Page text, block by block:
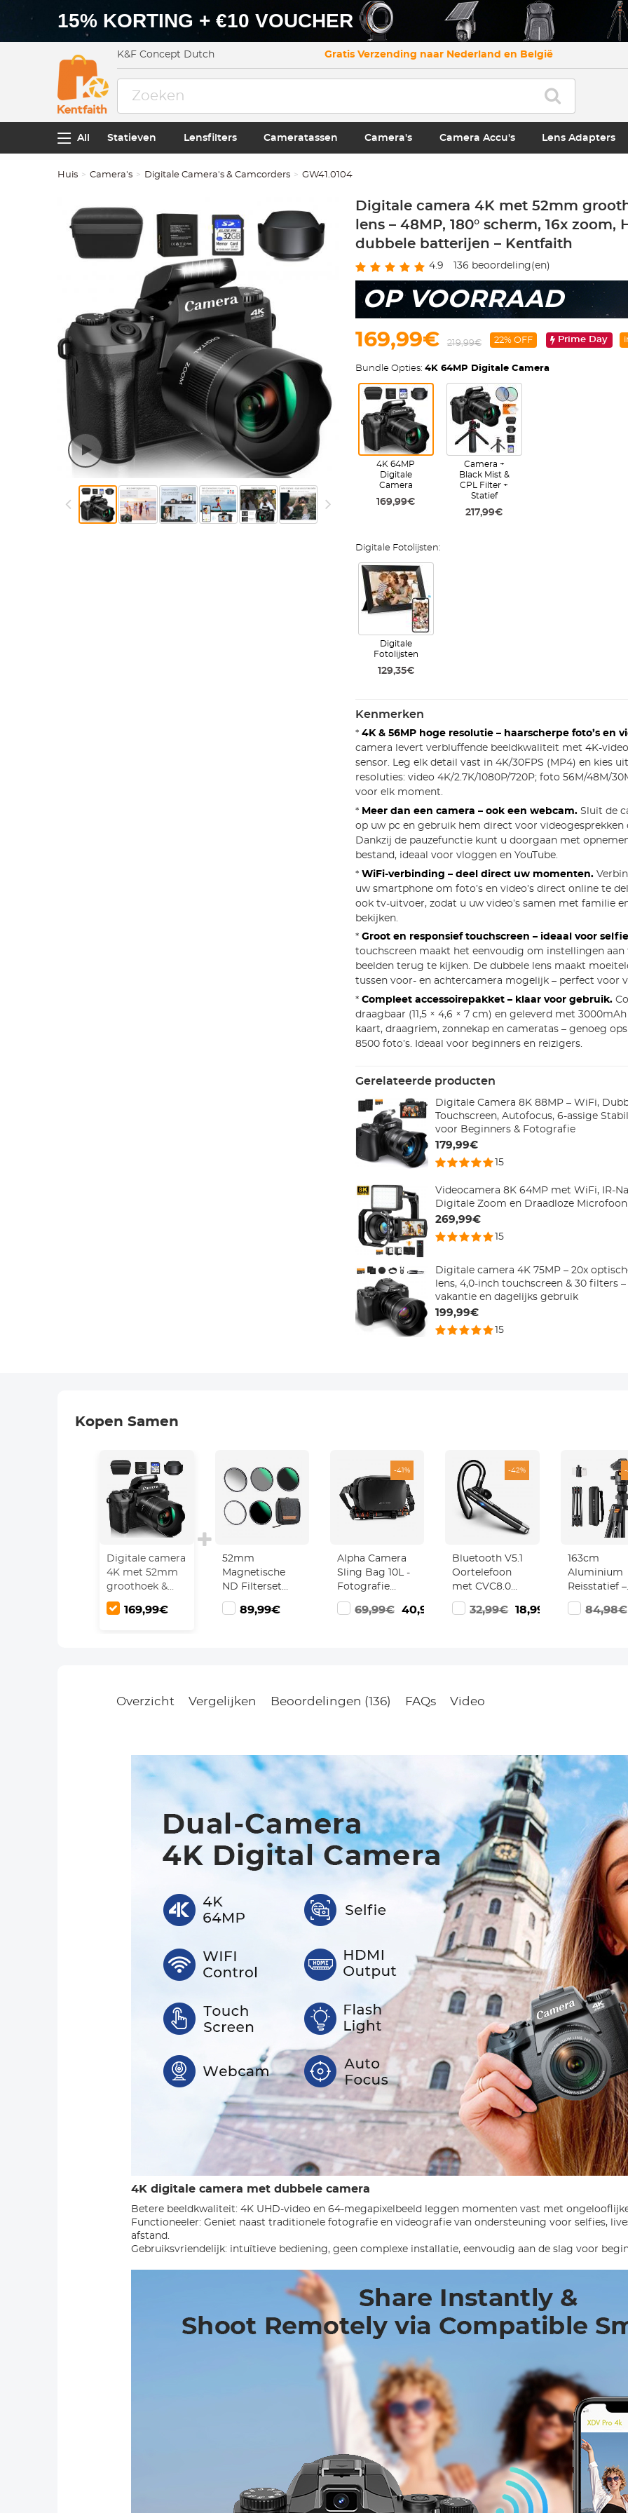
15% KORTING + €10 VOUCHER
K&F Concept Dutch Gratis Verzending naar Nederland en België
All Statieven Lensfilters Cameratassen Camera's Camera Accu's Lens Adapters
Huis Camera's Digitale Camera's & Camcorders GW41.0104
Digitale camera 4K met 52mm
lens – 48MP, 180° scherm, 16x zoom,
dubbele batterijen – Kentfaith
4.9 136 beoordeling(en)
OP VOORRAAD
169,99€ 219,99€ 22% OFF Prime Day
Bundle Opties: 4K 64MP Digitale Camera
4K 64MP
Digitale
Camera
169,99€
Camera +
Black Mist &
CPL Filter +
Statief
217,99€
Digitale Fotolijsten:
Digitale
Fotolijsten
129,35€
Kenmerken
* 4K & 56MP hoge resolutie – haarscherpe foto’s en
camera levert verbluffende beeldkwaliteit met 4K-
sensor. Leg elk detail vast in 4K/30FPS (MP4) en kies
resoluties: video 4K/2.7K/1080P/720P; foto 56M/48M/
voor elk moment.
* Meer dan een camera – ook een webcam.Sluit de
op uw pc en gebruik hem direct voor videogesprekken
Dankzij de pauzefunctie kunt u doorgaan met
bestand, ideaal voor vloggen en YouTube.
* WiFi-verbinding – deel direct uw momenten.
uw smartphone om foto’s en video’s direct online te
ook tv-uitvoer, zodat u uw video’s samen met familie
bekijken.
* Groot en responsief touchscreen – ideaal voor
touchscreen maakt het eenvoudig om instellingen aan
beelden terug te kijken. De dubbele lens maakt
tussen voor- en achtercamera mogelijk – perfect voor
* Compleet accessoirepakket – klaar voor gebruik.
draagbaar (11,5 × 4,6 × 7 cm) en geleverd met
kaart, draagriem, zonnekap en cameratas – genoeg
8500 foto’s. Ideaal voor beginners en reizigers.
Gerelateerde producten
Digitale Camera 8K 88MP – WiFi,
Touchscreen, Autofocus, 6-assige
voor Beginners & Fotografie
179,99€
15
Videocamera 8K 64MP met WiFi, IR-
Digitale Zoom en Draadloze Microfoon
269,99€
15
Digitale camera 4K 75MP – 20x
lens, 4,0-inch touchscreen & 30 filters
vakantie en dagelijks gebruik
199,99€
15
Kopen Samen
Digitale camera
4K met 52mm
groothoek &
macro lens –
48MP, 180°
169,99€
52mm
Magnetische
ND Filterset
ND8 + ND64 +
ND1000 + GND8
89,99€
-41%
Alpha Camera
Sling Bag 10L -
Fotografie
Schoudertas
Compatibel
69,99€ 40,99€
-42%
Bluetooth V5.1
Oortelefoon
met CVC8.0
Handsfree
Enkele Oor
32,99€ 18,99€
-
163cm
Aluminium
Reisstatief –
Lichtgewicht
84,98€
Overzicht Vergelijken Beoordelingen (136) FAQs Video
4K digitale camera met dubbele camera
Betere beeldkwaliteit: 4K UHD-video en 64-megapixelbeeld leggen momenten vast met
Functioneeler: Geniet naast traditionele fotografie en videografie van ondersteuning voor selfies,
afstand.
Gebruiksvriendelijk: intuïtieve bediening, geen complexe installatie, eenvoudig aan de slag voor